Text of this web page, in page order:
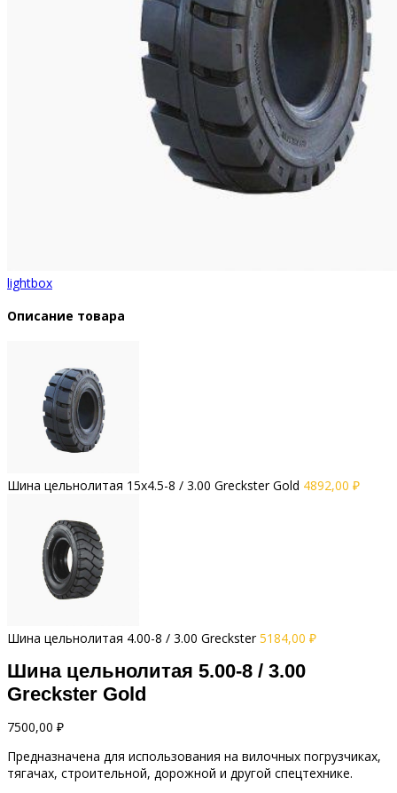
lightbox
Описание товара
Шина цельнолитая 15x4.5-8 / 3.00 Greckster Gold 4892,00 ₽
Шина цельнолитая 4.00-8 / 3.00 Greckster 5184,00 ₽
Шина цельнолитая 5.00-8 / 3.00
Greckster Gold
7500,00 ₽
Предназначена для использования на вилочных погрузчиках,
тягачах, строительной, дорожной и другой спецтехнике.